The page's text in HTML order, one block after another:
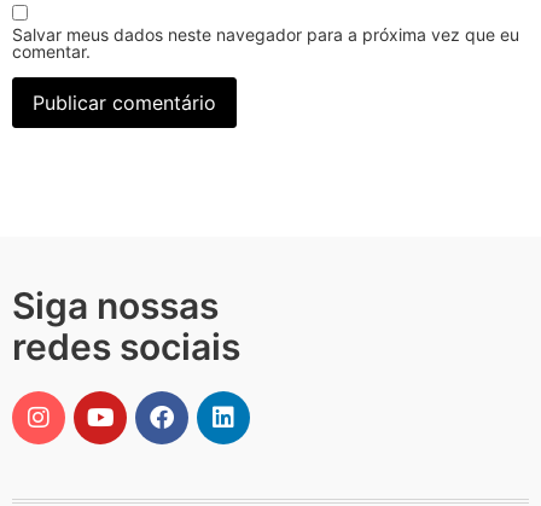
Salvar meus dados neste navegador para a próxima vez que eu
comentar.
Siga nossas
redes sociais